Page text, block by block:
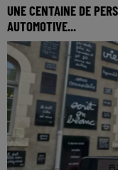
UNE CENTAINE DE
AUTOMOTIVE...